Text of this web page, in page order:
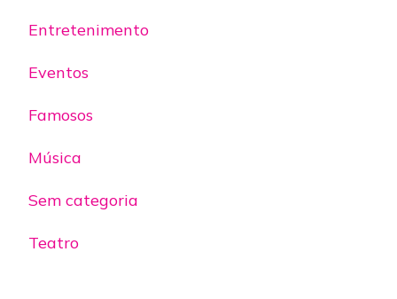
Entretenimento
Eventos
Famosos
Música
Sem categoria
Teatro